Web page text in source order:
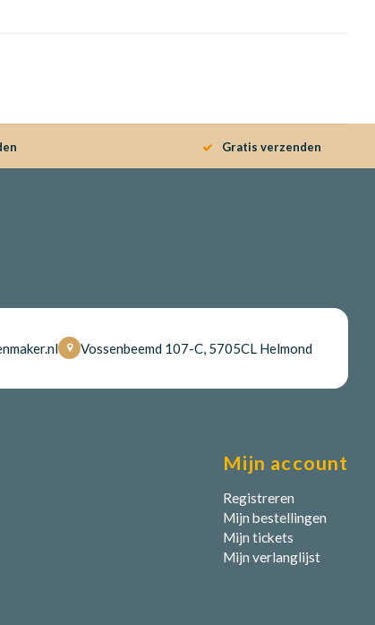
Gratis verzenden
Vossenbeemd 107-C, 5705CL Helmond
Mijn account
Registreren
Mijn bestellingen
Mijn tickets
Mijn verlanglijst